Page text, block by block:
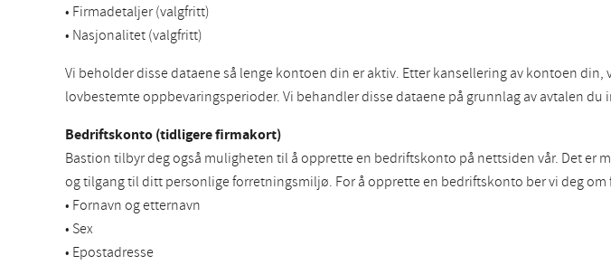
• Firmadetaljer (valgfritt)
• Nasjonalitet (valgfritt)
Vi beholder disse dataene så lenge kontoen din er aktiv. Etter kansellering av kontoen
lovbestemte oppbevaringsperioder. Vi behandler disse dataene på grunnlag av avtalen
Bedriftskonto (tidligere firmakort)
Bastion tilbyr deg også muligheten til å opprette en bedriftskonto på nettsiden vår. Det
og tilgang til ditt personlige forretningsmiljø. For å opprette en bedriftskonto ber vi deg
• Fornavn og etternavn
• Sex
• Epostadresse